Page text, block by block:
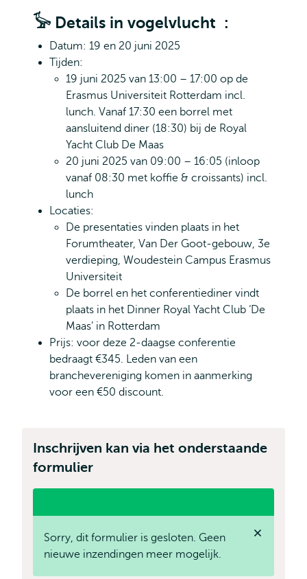
𓅚 Details in vogelvlucht :
Datum: 19 en 20 juni 2025
Tijden:
19 juni 2025 van 13:00 – 17:00 op de
Erasmus Universiteit Rotterdam incl.
lunch. Vanaf 17:30 een borrel met
aansluitend diner (18:30) bij de Royal
Yacht Club De Maas
20 juni 2025 van 09:00 – 16:05 (inloop
vanaf 08:30 met koffie & croissants) incl.
lunch
Locaties:
De presentaties vinden plaats in het
Forumtheater, Van Der Goot-gebouw, 3e
verdieping, Woudestein Campus Erasmus
Universiteit
De borrel en het conferentiediner vindt
plaats in het Dinner Royal Yacht Club ‘De
Maas’ in Rotterdam
Prijs: voor deze 2-daagse conferentie
bedraagt €345. Leden van een
branchevereniging komen in aanmerking
voor een €50 discount.
Inschrijven kan via het onderstaande
formulier
status
message
Sorry, dit formulier is gesloten. Geen
nieuwe inzendingen meer mogelijk.